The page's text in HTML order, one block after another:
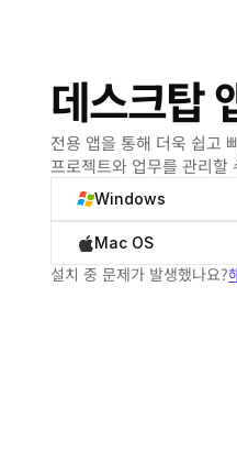
데스크탑
전용 앱을 통해 더욱 쉽고
프로젝트와 업무를 관리할
Windows
Mac OS
설치 중 문제가 발생했나요?